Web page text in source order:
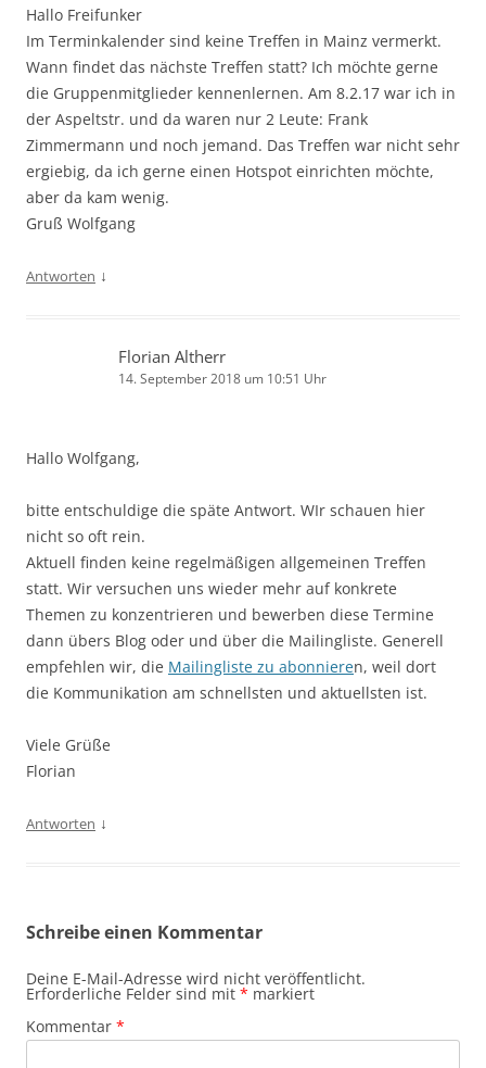
Hallo Freifunker
Im Terminkalender sind keine Treffen in Mainz vermerkt.
Wann findet das nächste Treffen statt? Ich möchte gerne
die Gruppenmitglieder kennenlernen. Am 8.2.17 war ich in
der Aspeltstr. und da waren nur 2 Leute: Frank
Zimmermann und noch jemand. Das Treffen war nicht sehr
ergiebig, da ich gerne einen Hotspot einrichten möchte,
aber da kam wenig.
Gruß Wolfgang
Antworten ↓
Florian Altherr
14. September 2018 um 10:51 Uhr
Hallo Wolfgang,
bitte entschuldige die späte Antwort. WIr schauen hier
nicht so oft rein.
Aktuell finden keine regelmäßigen allgemeinen Treffen
statt. Wir versuchen uns wieder mehr auf konkrete
Themen zu konzentrieren und bewerben diese Termine
dann übers Blog oder und über die Mailingliste. Generell
empfehlen wir, die Mailingliste zu abonnieren, weil dort
die Kommunikation am schnellsten und aktuellsten ist.
Viele Grüße
Florian
Antworten ↓
Schreibe einen Kommentar
Deine E-Mail-Adresse wird nicht veröffentlicht.
Erforderliche Felder sind mit * markiert
Kommentar *